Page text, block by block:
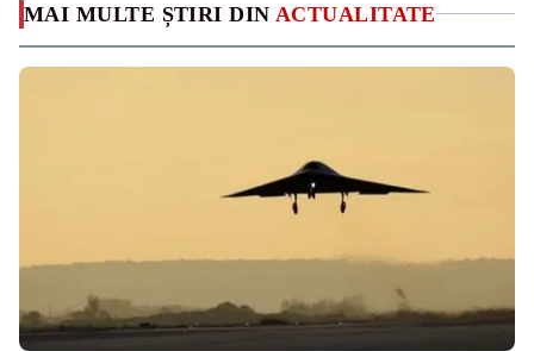
MAI MULTE ȘTIRI DIN ACTUALITATE